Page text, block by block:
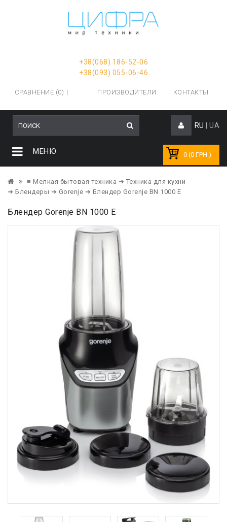
+38(068) 186-52-06
+38(093) 055-06-46
СРАВНЕНИЕ (0) ПРОИЗВОДИТЕЛИ КОНТАКТЫ
RU UA
0 (0 ГРН.)
МЕНЮ
≡ Мелкая бытовая техника ➔ Техника для кухни
➔ Блендеры ➔ Gorenje ➔ Блендер Gorenje BN 1000 E
Блендер Gorenje BN 1000 E